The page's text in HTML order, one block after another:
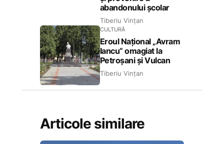
abandonului școlar
Tiberiu Vințan
CULTURĂ
Eroul Național „Avram
Iancu” omagiat la
Petroșani și Vulcan
Tiberiu Vințan
Articole similare